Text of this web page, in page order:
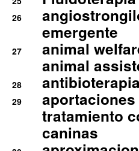
26
emergente
27
animal
animal
28
29
tratamiento
caninas